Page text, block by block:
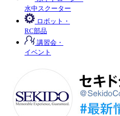
水中スクーター
ロボット・
RC部品
講習会・
イベント